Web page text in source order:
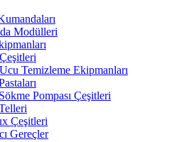
Modülleri
Temizleme Ekipmanları
Pompası Çeşitleri
Çeşitleri
Gereçler